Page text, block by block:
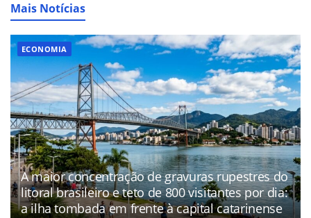
Mais Notícias
ECONOMIA
A maior concentração de gravuras rupestres do
litoral brasileiro e teto de 800 visitantes por dia:
a ilha tombada em frente à capital catarinense